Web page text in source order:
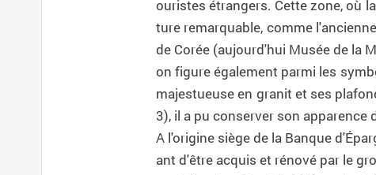
ouristes étrangers. Cette zone, où
ture remarquable, comme
de Corée (aujourd'hui Musée de la
on figure également parmi les
majestueuse en granit et ses
3), il a pu conserver son
A l'origine siège de la Banque
ant d'être acquis et rénové par le